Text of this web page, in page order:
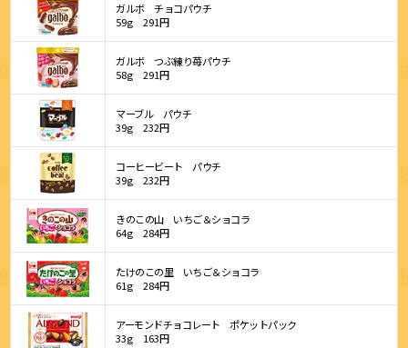
ガルボ チョコパウチ
59g
291円
ガルボ つぶ練り苺パウチ
58g
291円
マーブル パウチ
39g
232円
コーヒービート パウチ
39g
232円
きのこの山 いちご＆ショコラ
64g
284円
たけのこの里 いちご＆ショコラ
61g
284円
アーモンドチョコレート ポケットパック
33g
163円